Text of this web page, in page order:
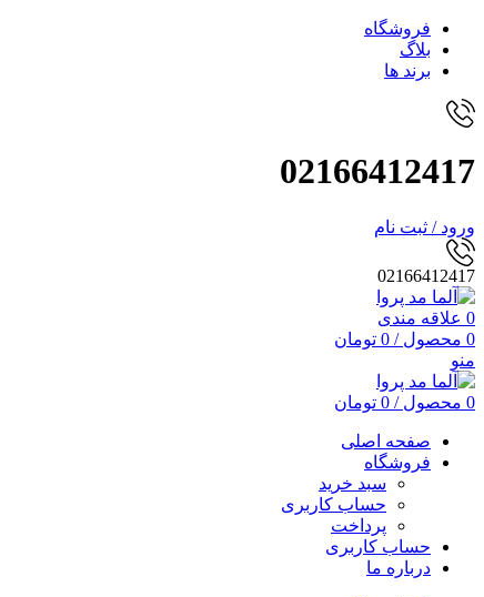
فروشگاه
بلاگ
برند ها
02166412417
ورود / ثبت نام
02166412417
0 علاقه مندی
0 محصول /
0 تومان
منو
0 محصول /
0 تومان
صفحه اصلی
فروشگاه
سبد خرید
حساب کاربری
پرداخت
حساب کاربری
درباره ما